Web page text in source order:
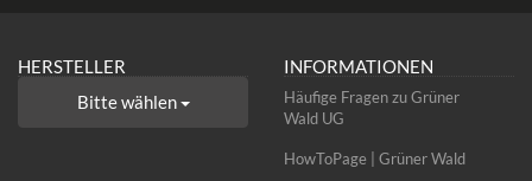
HERSTELLER
Bitte wählen
INFORMATIONEN
Häufige Fragen zu Grüner
Wald UG
HowToPage | Grüner Wald